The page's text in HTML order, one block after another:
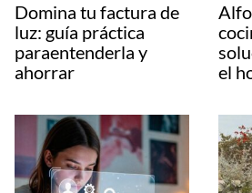
Domina tu factura de
luz: guía práctica
paraentenderla y
ahorrar
el